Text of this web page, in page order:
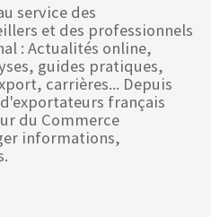
service des
et des professionnels
: Actualités online,
guides pratiques,
carrières... Depuis
français
du Commerce
informations,